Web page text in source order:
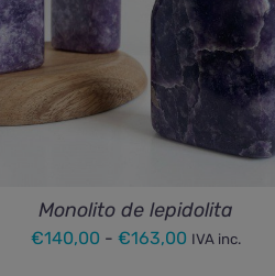
Monolito de lepidolita
€140,00 - €163,00 Rango
IVA inc.